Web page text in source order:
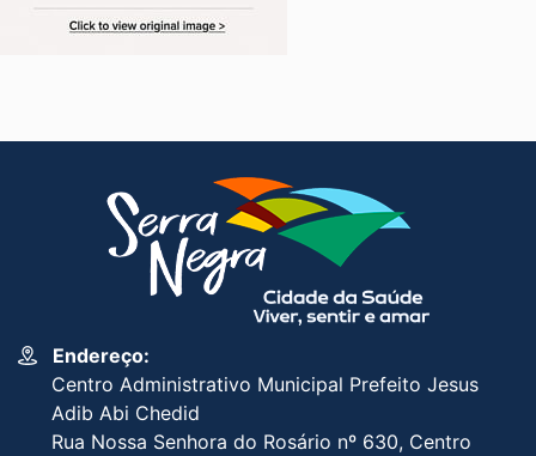
Endereço:
Centro Administrativo Municipal Prefeito Jesus
Adib Abi Chedid
Rua Nossa Senhora do Rosário nº 630, Centro